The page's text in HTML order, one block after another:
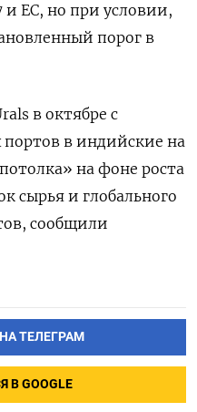
и ЕС, но при условии,
порог в
в октябре с
в индийские на
на фоне роста
сырья и глобального
сообщили
ТЕЛЕГРАМ
GOOGLE